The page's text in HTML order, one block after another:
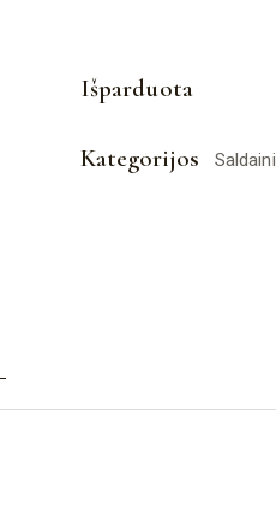
Išparduota
Kategorijos